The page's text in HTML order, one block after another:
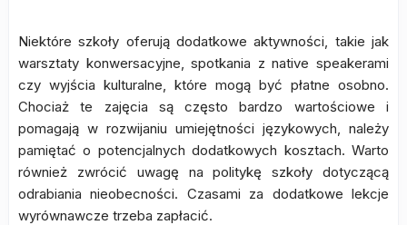
Niektóre szkoły oferują dodatkowe aktywności, takie jak
warsztaty konwersacyjne, spotkania z native speakerami
czy wyjścia kulturalne, które mogą być płatne osobno.
Chociaż te zajęcia są często bardzo wartościowe i
pomagają w rozwijaniu umiejętności językowych, należy
pamiętać o potencjalnych dodatkowych kosztach. Warto
również zwrócić uwagę na politykę szkoły dotyczącą
odrabiania nieobecności. Czasami za dodatkowe lekcje
wyrównawcze trzeba zapłacić.